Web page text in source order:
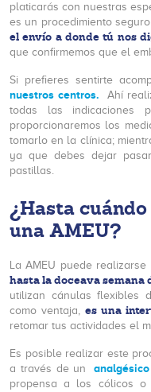
platicarás con nuestras
es un procedimiento
el envío a donde tú nos
que confirmemos que el
Si prefieres sentirte
nuestros centros.
Ahí
todas las indicaciones
proporcionaremos los
tomarlo en la clínica;
ya que debes dejar
pastillas.
¿Hasta
una AMEU?
La AMEU puede realizarse
hasta la doceava semana
utilizan cánulas flexibles
como ventaja, es una
retomar tus actividades el
Es posible realizar este
a través de un
propensa a los cólicos